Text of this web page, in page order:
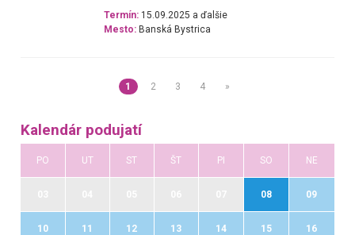
Termín: 15.09.2025 a ďalšie
Mesto: Banská Bystrica
1 2 3 4 »
Kalendár podujatí
PO UT ST ŠT PI SO NE
08 09
10 11 12 13 14 15 16